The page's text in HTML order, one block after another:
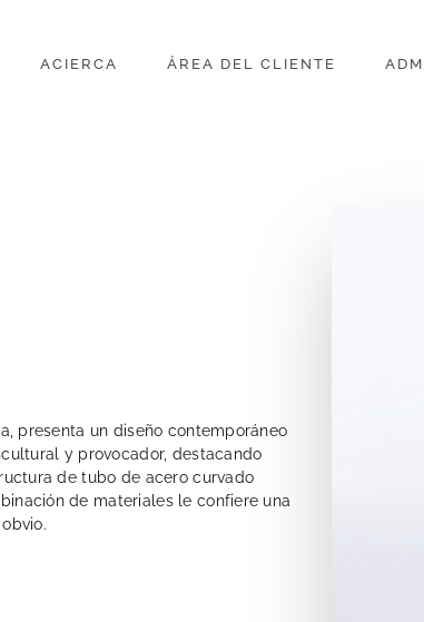
ACIERCA ÁREA DEL CLIENTE
presenta un diseño contemporáneo
y provocador, destacando
de tubo de acero curvado
de materiales le confiere una